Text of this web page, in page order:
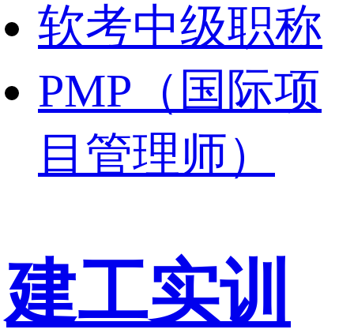
软考中级职称
PMP（国际项
目管理师）
建工实训